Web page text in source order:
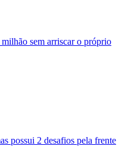
sem arriscar o próprio
possui 2 desafios pela frente